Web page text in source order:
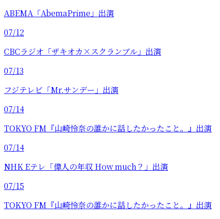
ABEMA「AbemaPrime」出演
07/12
CBCラジオ「ザキオカ×スクランブル」出演
07/13
フジテレビ「Mr.サンデー」出演
07/14
TOKYO FM『山崎怜奈の誰かに話したかったこと。』出演
07/14
NHK Eテレ「偉人の年収 How much？」出演
07/15
TOKYO FM『山崎怜奈の誰かに話したかったこと。』出演